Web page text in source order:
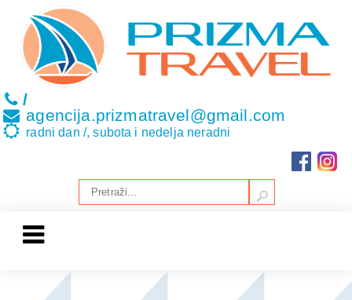
/
agencija.prizmatravel@gmail.com
radni dan /, subota i nedelja neradni